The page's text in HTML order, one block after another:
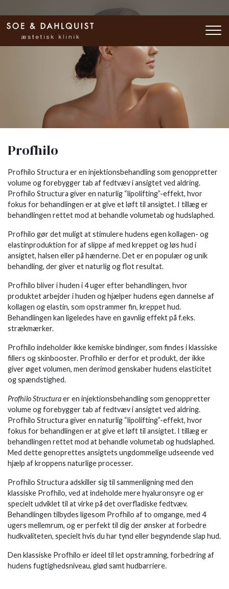
til
hovedindhold
Profhilo
Profhilo Structura er en injektionsbehandling som genoppretter
volume og forebygger tab af fedtvæv i ansigtet ved aldring.
Profhilo Structura giver en naturlig “lipolifting”-effekt, hvor
fokus for behandlingen er at give et løft til ansigtet. I tillæg er
behandlingen rettet mod at behandle volumetab og hudslaphed.
Profhilo gør det muligt at stimulere hudens egen kollagen- og
elastinproduktion for af slippe af med kreppet og løs hud i
ansigtet, halsen eller på hænderne. Det er en populær og unik
behandling, der giver et naturlig og flot resultat.
Profhilo bliver i huden i 4 uger efter behandlingen, hvor
produktet arbejder i huden og hjælper hudens egen dannelse af
kollagen og elastin, som opstrammer fin, kreppet hud.
Behandlingen kan ligeledes have en gavnlig effekt på f.eks.
strækmærker.
Profhilo indeholder ikke kemiske bindinger, som findes i klassiske
fillers og skinbooster. Profhilo er derfor et produkt, der ikke
giver øget volumen, men derimod genskaber hudens elasticitet
og spændstighed.
Profhilo Structuraer en injektionsbehandling som genoppretter
volume og forebygger tab af fedtvæv i ansigtet ved aldring.
Profhilo Structura giver en naturlig “lipolifting”-effekt, hvor
fokus for behandlingen er at give et løft til ansigtet. I tillæg er
behandlingen rettet mod at behandle volumetab og hudslaphed.
Med dette genoprettes ansigtets ungdommelige udseende ved
hjælp af kroppens naturlige processer.
Profhilo Structura adskiller sig til sammenligning med den
klassiske Profhilo, ved at indeholde mere hyaluronsyre og er
specielt udviklet til at virke på det overfladiske fedtvæv.
Behandlingen tilbydes ligesom Profhilo af to omgange, med 4
ugers mellemrum, og er perfekt til dig der ønsker at forbedre
hudkvaliteten, specielt hvis du har tynd eller begyndende slap hud.
Den klassiske Profhilo er ideel til let opstramning, forbedring af
hudens fugtighedsniveau, glød samt hudbarriere.